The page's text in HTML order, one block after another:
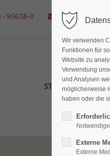
- 95638-0 info@burg-
START HOTEL
Wir verwenden
Funktionen für
Website zu
Verwendung
und Analysen
möglicherweise
haben oder die
Externe
Externe